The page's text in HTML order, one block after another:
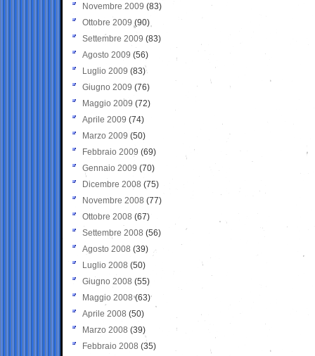
Novembre 2009 (83)
Ottobre 2009 (90)
Settembre 2009 (83)
Agosto 2009 (56)
Luglio 2009 (83)
Giugno 2009 (76)
Maggio 2009 (72)
Aprile 2009 (74)
Marzo 2009 (50)
Febbraio 2009 (69)
Gennaio 2009 (70)
Dicembre 2008 (75)
Novembre 2008 (77)
Ottobre 2008 (67)
Settembre 2008 (56)
Agosto 2008 (39)
Luglio 2008 (50)
Giugno 2008 (55)
Maggio 2008(63)
Aprile 2008 (50)
Marzo 2008 (39)
Febbraio 2008 (35)